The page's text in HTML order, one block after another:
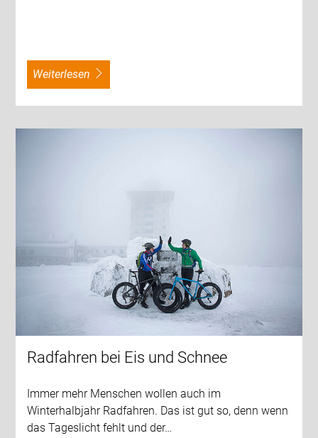
weiterlesen
Radfahren bei Eis und Schnee
Immer mehr Menschen wollen auch im
Winterhalbjahr Radfahren. Das ist gut so, denn wenn
das Tageslicht fehlt und der…